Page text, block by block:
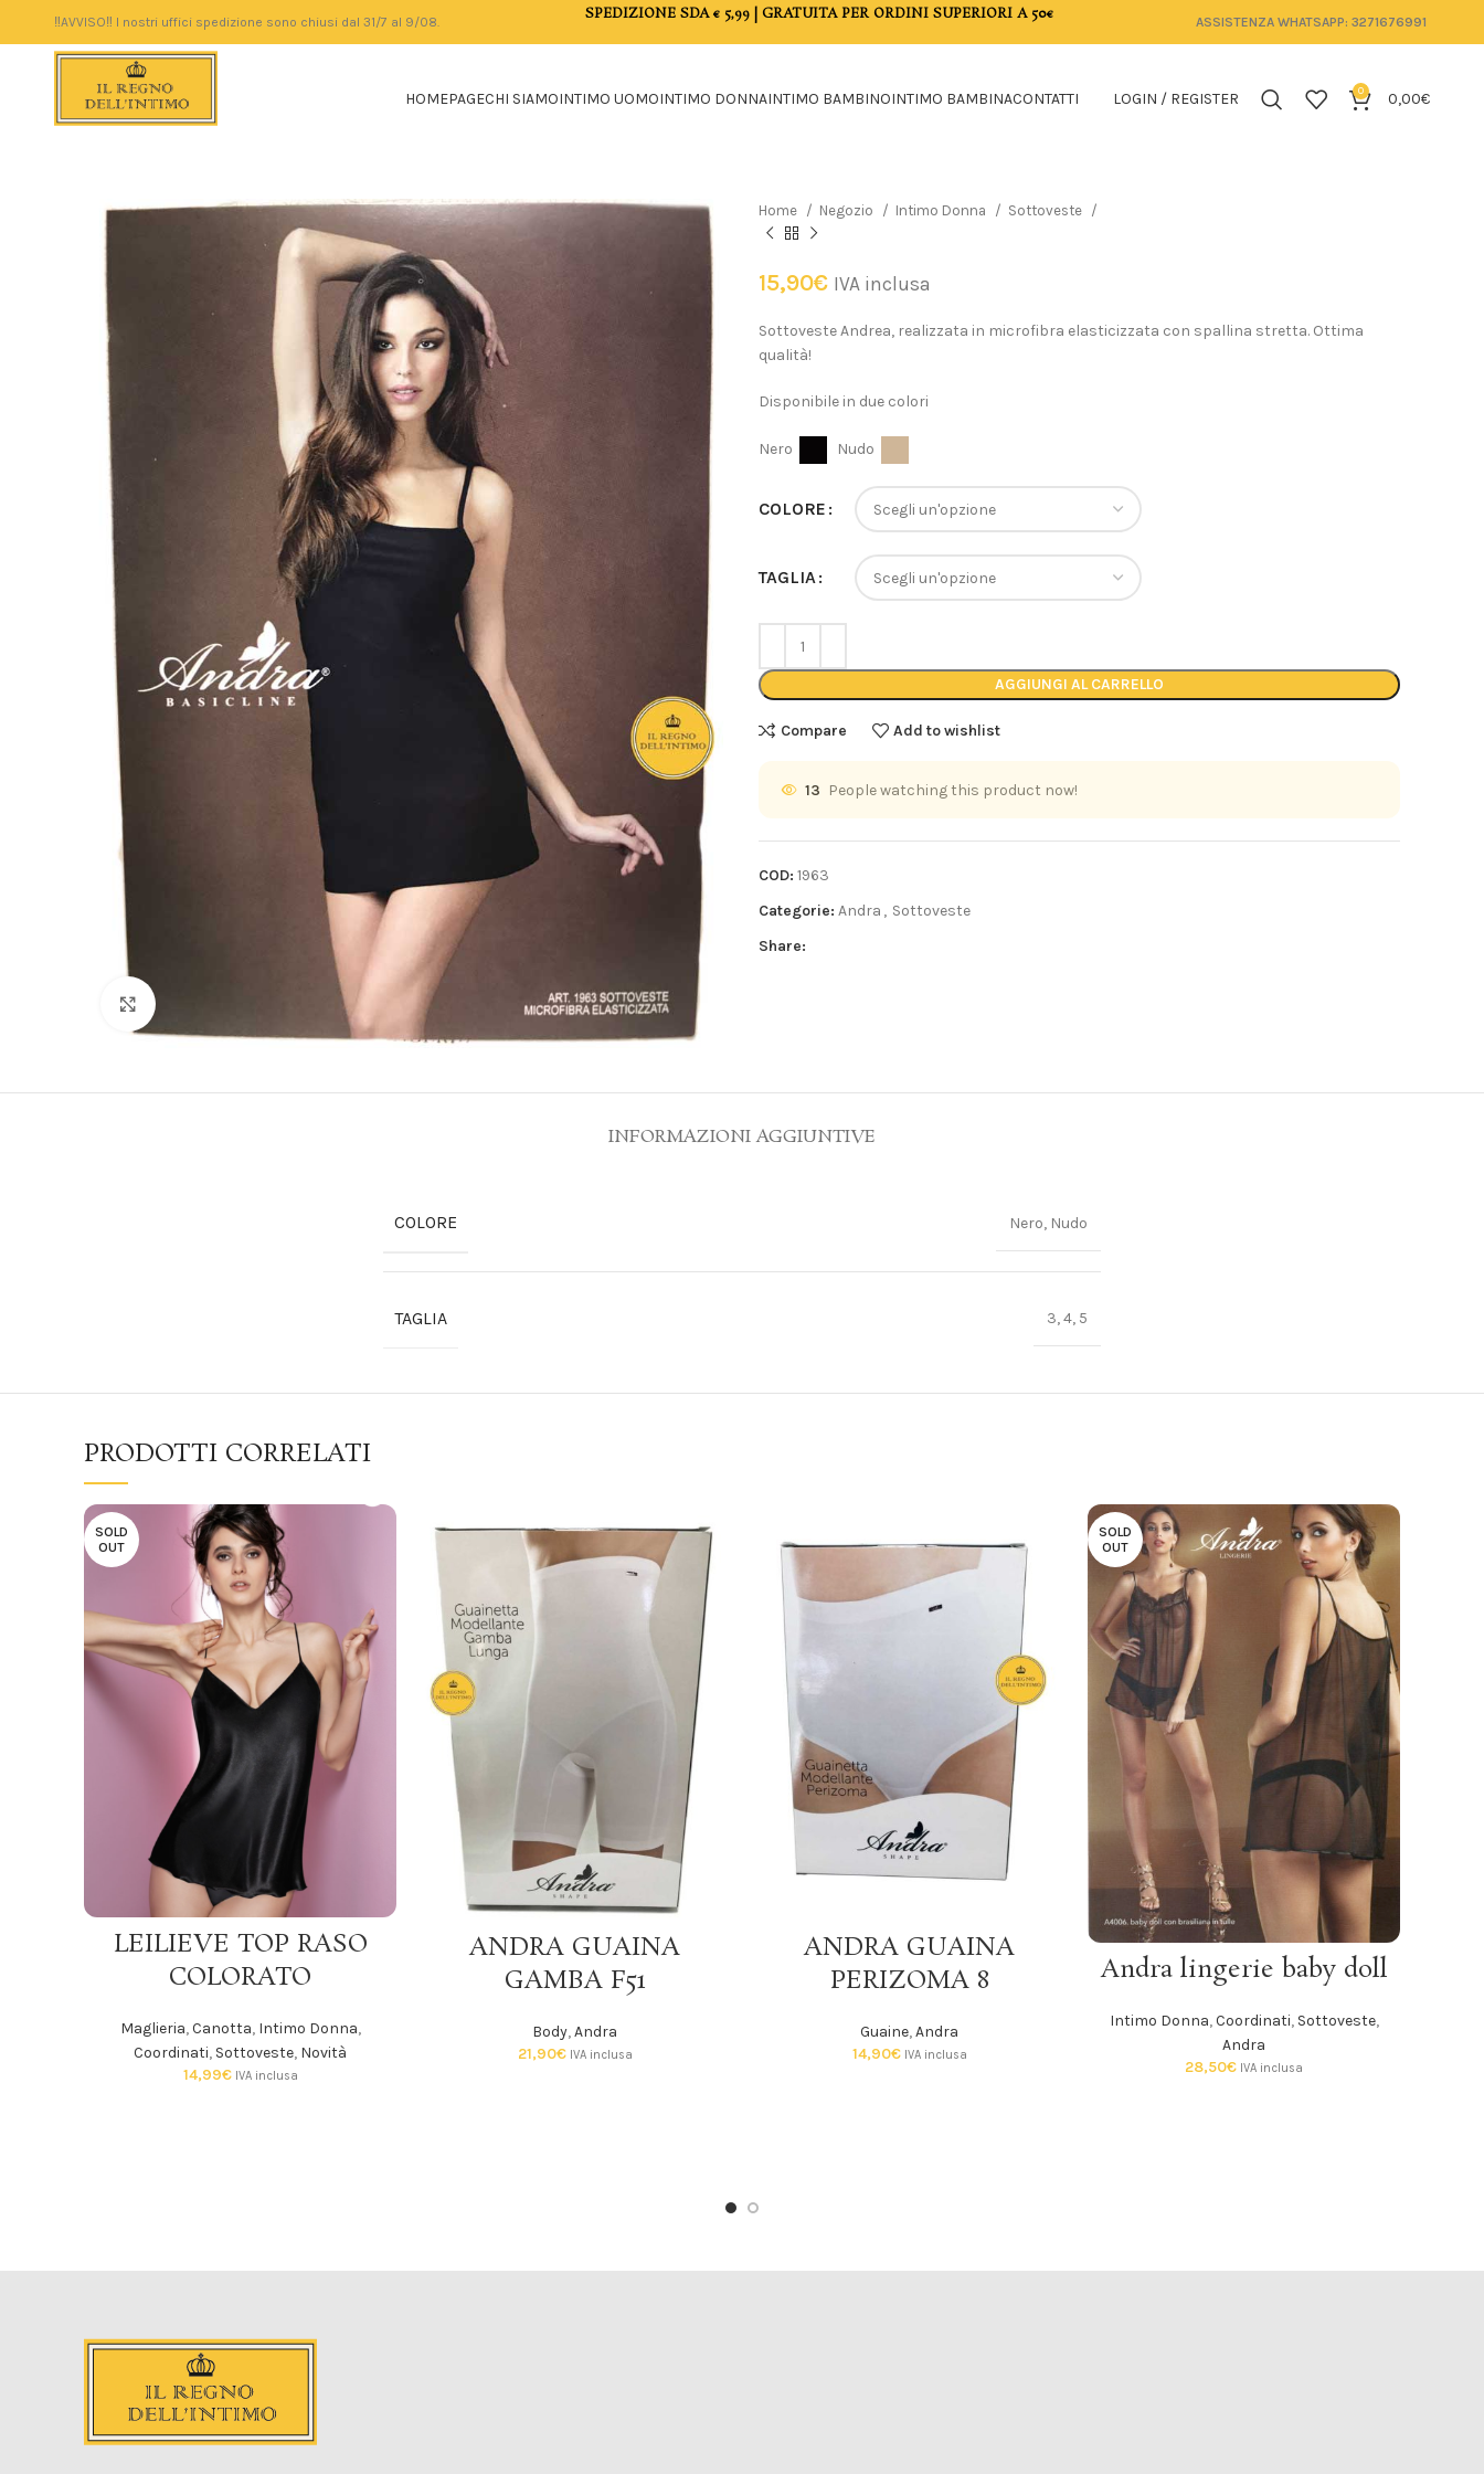
‼️AVVISO‼️ I nostri uffici spedizione sono chiusi dal 31/7 al 9/08. SPEDIZIONE SDA € 5,99 | GRATUITA PER ORDINI SUPERIORI A 50€ ASSISTENZA WHATSAPP: 3271676991
HOMEPAGECHI SIAMOINTIMO UOMOINTIMO DONNAINTIMO BAMBINOINTIMO BAMBINACONTATTI LOGIN / REGISTER 0 0,00€
Home Negozio Intimo Donna Sottoveste
15,90€ IVA inclusa
Sottoveste Andrea, realizzata in microfibra elasticizzata con spallina stretta. Ottima
qualità!
Disponibile in due colori
Nero Nudo
COLORE
TAGLIA
AGGIUNGI AL CARRELLO
Compare Add to wishlist
13 People watching this product now!
COD: 1963
Categorie: Andra , Sottoveste
Share:
INFORMAZIONI AGGIUNTIVE
COLORE Nero, Nudo
TAGLIA 3, 4, 5
PRODOTTI CORRELATI
SOLD
OUT
LEILIEVE TOP RASO
COLORATO
Maglieria,Canotta, Intimo Donna,
Coordinati, Sottoveste, Novità
14,99€ IVA inclusa
SCEGLI
ANDRA GUAINA
GAMBA F51
Body,Andra
21,90€ IVA inclusa
SCEGLI
ANDRA GUAINA
PERIZOMA 8
Guaine,Andra
14,90€ IVA inclusa
SOLD
OUT
Andra lingerie baby doll
Intimo Donna,Coordinati, Sottoveste,
Andra
28,50€ IVA inclusa